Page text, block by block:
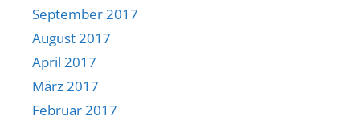
September 2017
August 2017
April 2017
März 2017
Februar 2017